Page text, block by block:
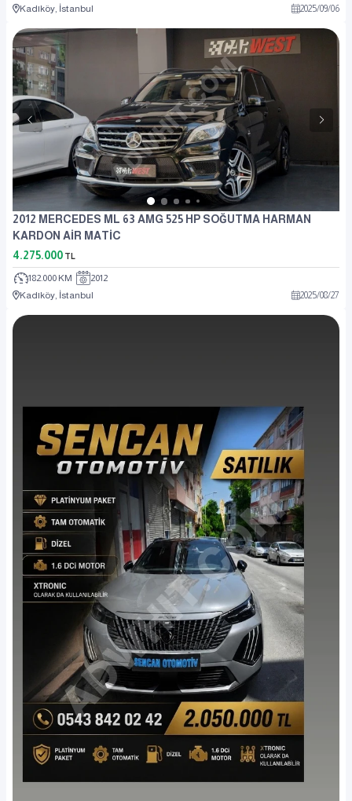
Kadıköy, İstanbul
2025/09/06
2012 MERCEDES ML 63 AMG 525 HP SOĞUTMA HARMAN
KARDON AİR MATİC
4.275.000 TL
182.000 KM
2012
Kadıköy, İstanbul
2025/08/27